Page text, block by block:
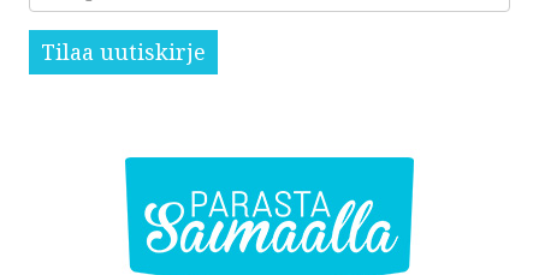
Tilaa uutiskirje